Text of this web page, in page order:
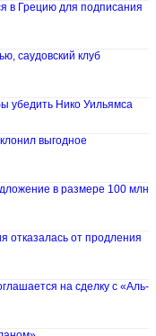
в Грецию для подписания
саудовский клуб
убедить Нико Уильямса
выгодное
в размере 100 млн
отказалась от продления
на сделку с «Аль-